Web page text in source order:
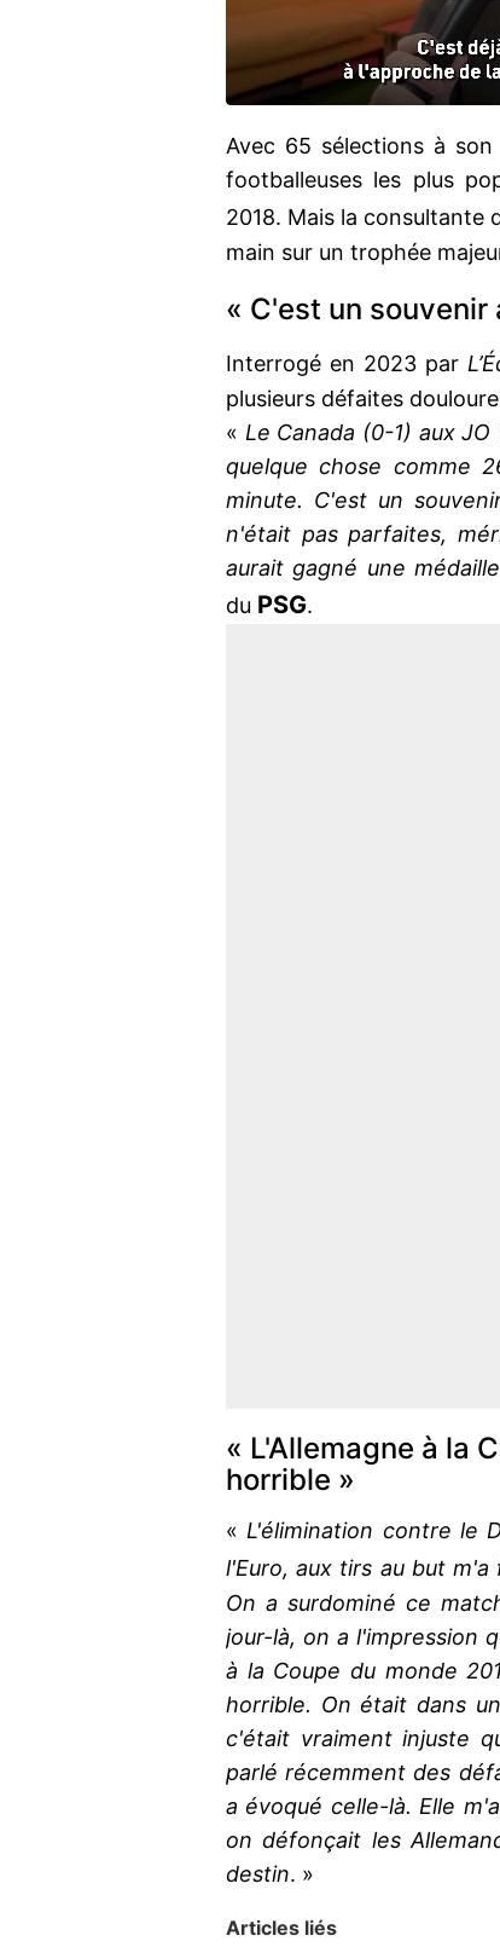
Avec 65 sélections à son
footballeuses les plus
2018. Mais la consultante
main sur un trophée
« C'est un souvenir
Interrogé en 2023 par
plusieurs défaites
« Le Canada (0-1) aux
quelque chose comme
minute. C'est un
n'était pas parfaites,
aurait gagné une
du PSG.
« L'Allemagne à la
horrible »
«L'élimination contre le
l'Euro, aux tirs au but m'a
On a surdominé ce
jour-là, on a l'impression
à la Coupe du monde
horrible. On était dans
c'était vraiment injuste
parlé récemment des
a évoqué celle-là. Elle
on défonçait les
destin. »
Articles liés